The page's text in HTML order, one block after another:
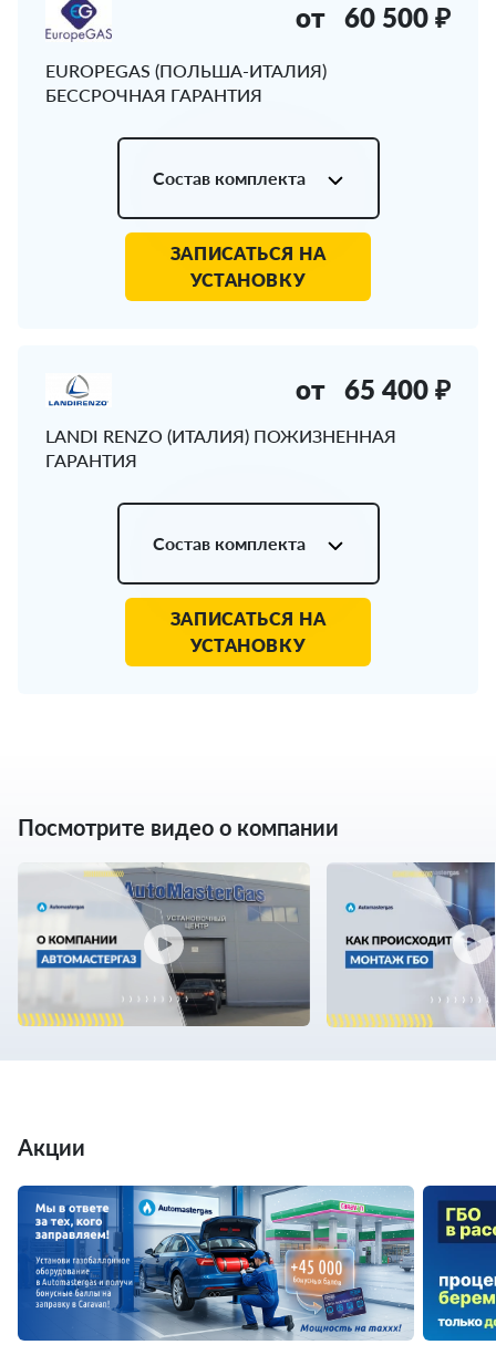
EUROPEGAS (ПОЛЬША-ИТАЛИЯ)
БЕССРОЧНАЯ ГАРАНТИЯ
от 60 500 ₽
Состав комплекта
ЗАПИСАТЬСЯ НА
УСТАНОВКУ
LANDI RENZO (ИТАЛИЯ) ПОЖИЗНЕННАЯ
ГАРАНТИЯ
от 65 400 ₽
Состав комплекта
ЗАПИСАТЬСЯ НА
УСТАНОВКУ
Посмотрите видео о компании
Акции